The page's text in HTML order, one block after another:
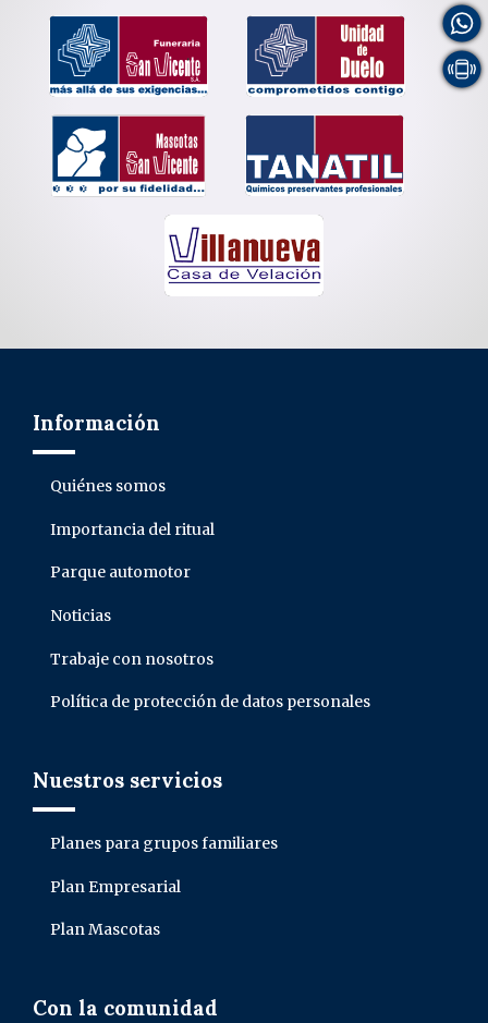
Información
Quiénes somos
Importancia del ritual
Parque automotor
Noticias
Trabaje con nosotros
Política de protección de datos personales
Nuestros servicios
Planes para grupos familiares
Plan Empresarial
Plan Mascotas
Con la comunidad